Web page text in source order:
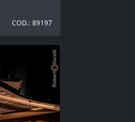
COD.: 89197